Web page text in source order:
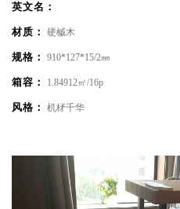
英文名：
材质： 硬槭木
规格： 910*127*15/2㎜
箱容： 1.84912㎡/16p
风格： 机柕千华